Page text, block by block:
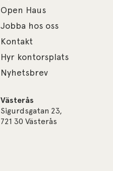
Open Haus
Jobba hos oss
Kontakt
Hyr kontorsplats
Nyhetsbrev
Västerås
Sigurdsgatan 23,
721 30 Västerås